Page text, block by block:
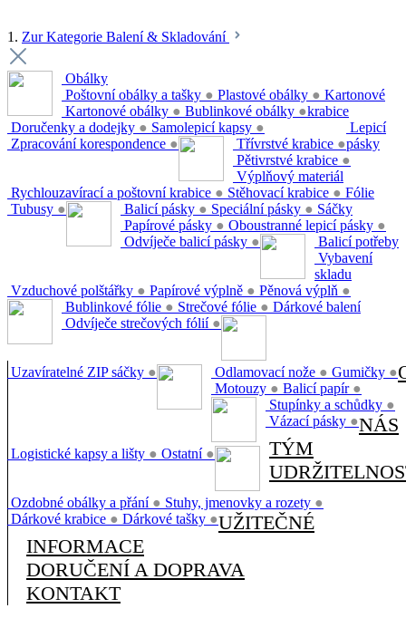
1. Zur Kategorie Balení & Skladování
Obálky
Poštovní obálky a tašky ● Plastové obálky ●
Kartonové obálky ● Bublinkové obálky ●
Doručenky a dodejky ● Samolepicí kapsy ●
Zpracování korespondence ●
Kartonové
krabice
Třívrstvé krabice ●
Pětivrstvé krabice ●
Rychlouzavírací a poštovní krabice ● Stěhovací krabice ●
Tubusy ●
Lepicí
pásky
Balicí pásky ● Speciální pásky ●
Papírové pásky ● Oboustranné lepicí pásky ●
Odvíječe balicí pásky ●
Výplňový materiál
Vzduchové polštářky ● Papírové výplně ● Pěnová výplň ●
Fólie
Bublinkové fólie ● Strečové fólie ●
Odvíječe strečových fólií ●
Sáčky
Uzavíratelné ZIP sáčky ●
Balicí potřeby
Odlamovací nože ● Gumičky ●
Motouzy ● Balicí papír ●
Vybavení
skladu
Stupínky a schůdky ●
Vázací pásky ●
Logistické kapsy a lišty ● Ostatní ●
Dárkové balení
Ozdobné obálky a přání ● Stuhy, jmenovky a rozety ●
Dárkové krabice ● Dárkové tašky ●
NÁS
TÝM
UŽITEČNÉ
INFORMACE
DORUČENÍ A DOPRAVA
KONTAKT